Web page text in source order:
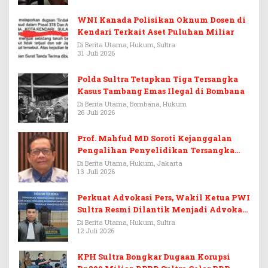
WNI Kanada Polisikan Oknum Dosen di
Kendari Terkait Aset Puluhan Miliar
Di Berita Utama, Hukum, Sultra
31 Juli 2026
Polda Sultra Tetapkan Tiga Tersangka
Kasus Tambang Emas Ilegal di Bombana
Di Berita Utama, Bombana, Hukum
26 Juli 2026
Prof. Mahfud MD Soroti Kejanggalan
Pengalihan Penyelidikan Tersangka
Febrie Adriansyah
Di Berita Utama, Hukum, Jakarta
13 Juli 2026
Perkuat Advokasi Pers, Wakil Ketua PWI
Sultra Resmi Dilantik Menjadi Advokat
PERADI
Di Berita Utama, Hukum, Sultra
12 Juli 2026
KPH Sultra Bongkar Dugaan Korupsi